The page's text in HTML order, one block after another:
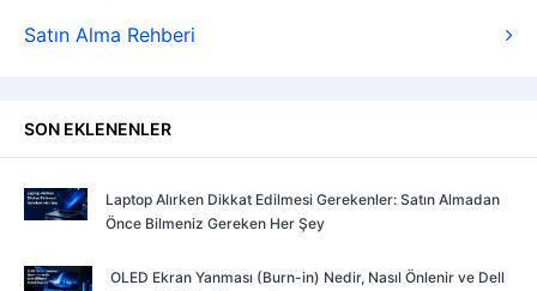
Satın Alma Rehberi
SON EKLENENLER
Laptop Alırken Dikkat Edilmesi Gerekenler: Satın Almadan
Önce Bilmeniz Gereken Her Şey
OLED Ekran Yanması (Burn-in) Nedir, Nasıl Önlenir ve Dell